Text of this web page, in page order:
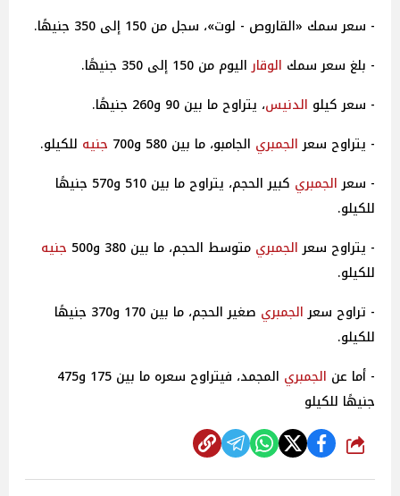
- سعر سمك «القاروص - لوت»، سجل من 150 إلى 350 جنيهًا.
- بلغ سعر سمك الوقاراليوم من 150 إلى 350 جنيهًا.
- سعر كيلو الدنيس، يتراوح ما بين 90 و260 جنيهًا.
- يتراوح سعرالجمبري الجامبو، ما بين 580 و700 جنيه للكيلو.
- سعرالجمبري
كبير الحجم، يتراوح ما بين 510 و570 جنيهًا
للكيلو.
- يتراوح سعرالجمبري متوسط الحجم، ما بين 380 و500
جنيه
للكيلو.
- تراوح سعرالجمبري
صغير الحجم، ما بين 170 و370 جنيهًا
للكيلو.
- أما عن الجمبري
المجمد، فيتراوح سعره ما بين 175 و475
جنيهًا للكيلو
شارك